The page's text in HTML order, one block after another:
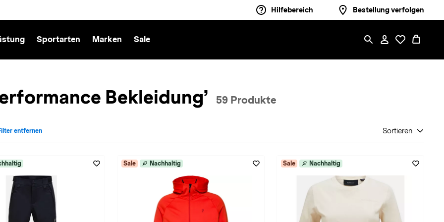
Hilfebereich Bestellung verfolgen
Sportarten Marken Sale
Bekleidung’ 59 Produkte
Peak Performance entfernen
entfernen Sortieren
Sale Nachhaltig Sale Nachhaltig